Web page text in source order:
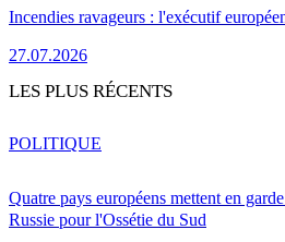
Incendies ravageurs : l'exécutif
27.07.2026
LES PLUS RÉCENTS
Quatre pays européens mettent en
Russie pour l'Ossétie du Sud
POLITIQUE